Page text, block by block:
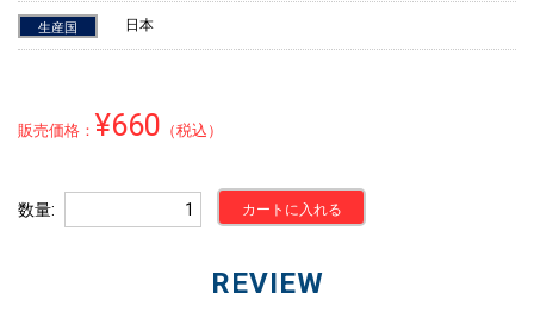
生産国 日本
販売価格： ¥660 （税込）
数量 カートに入れる
REVIEW